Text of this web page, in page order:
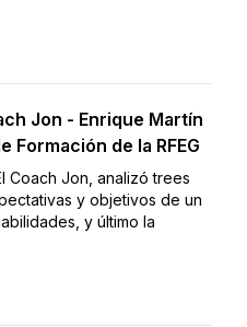
Jon - Enrique Martín
Formación de la RFEG
Coach Jon, analizó trees
y objetivos de un
y último la